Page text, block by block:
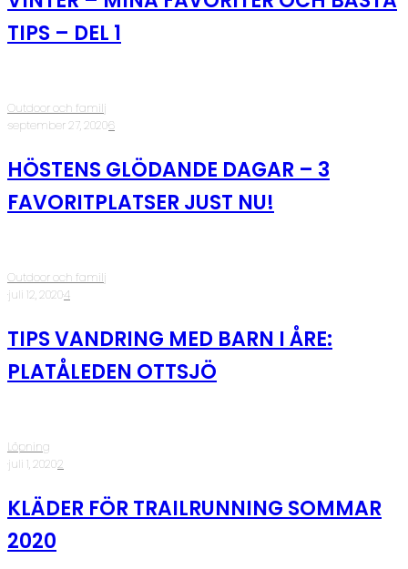
TIPS – DEL 1
Outdoor och familj
·september 27, 2020·6
HÖSTENS GLÖDANDE DAGAR – 3
FAVORITPLATSER JUST NU!
Outdoor och familj
·juli 12, 2020·4
TIPS VANDRING MED BARN I ÅRE:
PLATÅLEDEN OTTSJÖ
Löpning
·juli 1, 2020·2
KLÄDER FÖR TRAILRUNNING SOMMAR
2020